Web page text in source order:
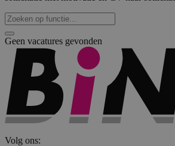
Geen vacatures gevonden
Volg ons:
gebruikersaanmelding en
website kan niet goed worden gebruikt
strikt noodzakelijke cookies.
Naam
PHPSESSID